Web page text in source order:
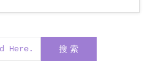
搜 索